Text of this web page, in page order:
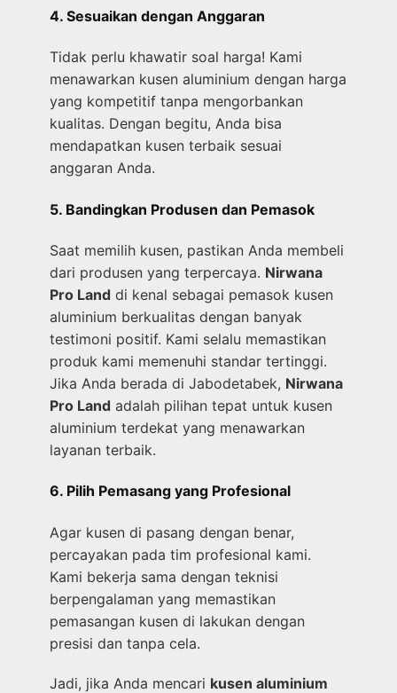
4. Sesuaikan dengan Anggaran
Tidak perlu khawatir soal harga! Kami
menawarkan kusen aluminium dengan harga
yang kompetitif tanpa mengorbankan
kualitas. Dengan begitu, Anda bisa
mendapatkan kusen terbaik sesuai
anggaran Anda.
5. Bandingkan Produsen dan Pemasok
Saat memilih kusen, pastikan Anda membeli
dari produsen yang terpercaya. Nirwana
Pro Land di kenal sebagai pemasok kusen
aluminium berkualitas dengan banyak
testimoni positif. Kami selalu memastikan
produk kami memenuhi standar tertinggi.
Jika Anda berada di Jabodetabek, Nirwana
Pro Land adalah pilihan tepat untuk kusen
aluminium terdekat yang menawarkan
layanan terbaik.
6. Pilih Pemasang yang Profesional
Agar kusen di pasang dengan benar,
percayakan pada tim profesional kami.
Kami bekerja sama dengan teknisi
berpengalaman yang memastikan
pemasangan kusen di lakukan dengan
presisi dan tanpa cela.
Jadi, jika Anda mencari kusen aluminium